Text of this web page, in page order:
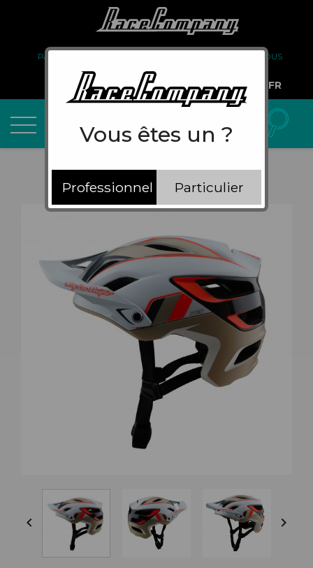
PARTENARIAT
À PROPOS DE NOUS
COMPTE PRO
FR
 
Vous êtes un ?
Professionnel Particulier